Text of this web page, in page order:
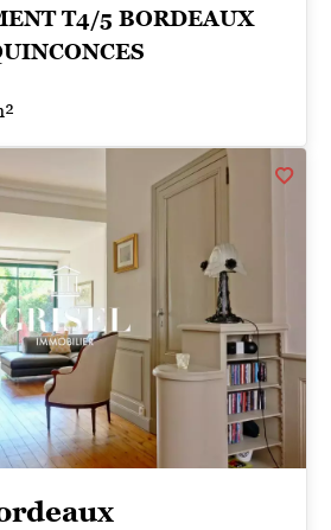
T4/5 BORDEAUX